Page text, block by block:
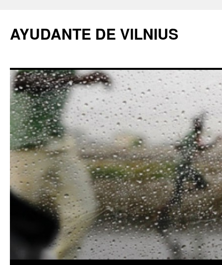
AYUDANTE DE VILNIUS